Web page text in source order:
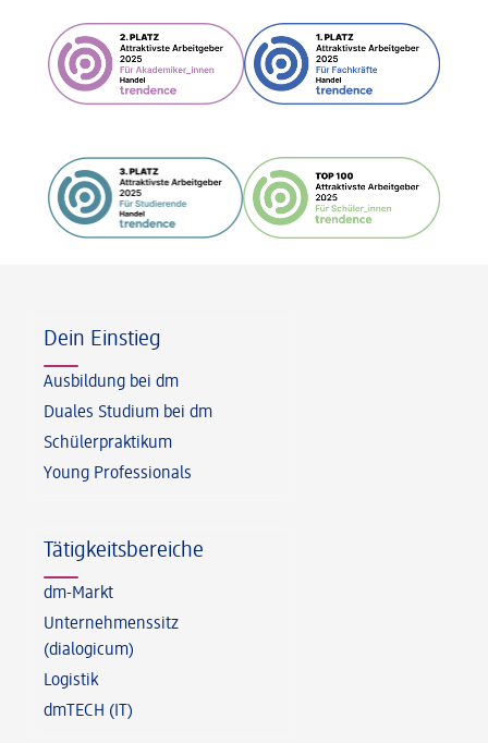
Dein Einstieg
Ausbildung bei dm
Duales Studium bei dm
Schülerpraktikum
Young Professionals
Tätigkeitsbereiche
dm-Markt
Unternehmenssitz
(dialogicum)
Logistik
dmTECH (IT)